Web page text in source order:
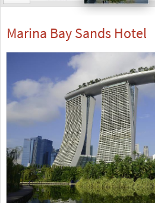
Marina Bay Sands Hotel